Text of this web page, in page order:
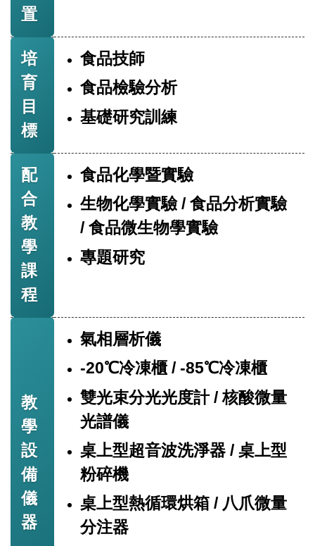
置
培
育
目
標
食品技師
食品檢驗分析
基礎研究訓練
配
合
教
學
課
程
食品化學暨實驗
生物化學實驗 / 食品分析實驗
/ 食品微生物學實驗
專題研究
教
學
設
備
儀
器
氣相層析儀
-20℃冷凍櫃 / -85℃冷凍櫃
雙光束分光光度計 / 核酸微量
光譜儀
桌上型超音波洗淨器 / 桌上型
粉碎機
桌上型熱循環烘箱 / 八爪微量
分注器